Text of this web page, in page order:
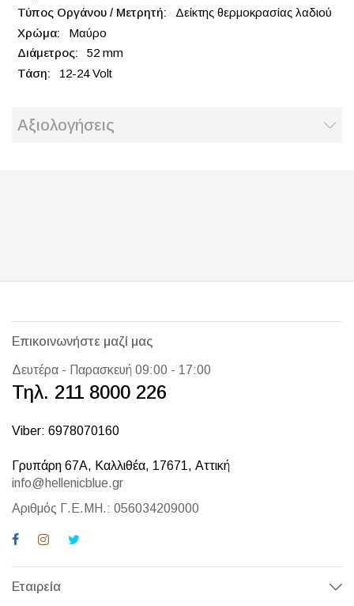
Δείκτης θερμοκρασίας λαδιού
Μαύρο
52 mm
12-24 Volt
Αξιολογήσεις
Επικοινωνήστε μαζί μας
Δευτέρα - Παρασκευή 09:00 - 17:00
Τηλ. 211 8000 226
Viber: 6978070160
Γρυπάρη 67Α, Καλλιθέα, 17671, Αττική
info@hellenicblue.gr
Αριθμός Γ.Ε.ΜΗ.: 056034209000
Εταιρεία